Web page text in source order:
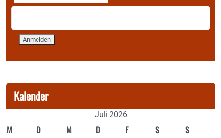
Kalender
Juli 2026
M D M D F S S